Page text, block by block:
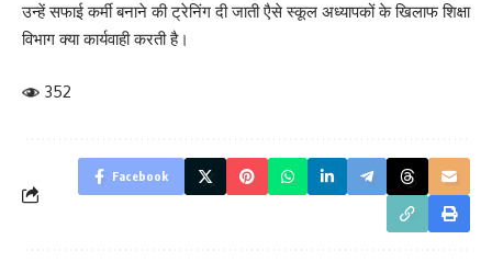
उन्हें सफाई कर्मी बनाने की ट्रेनिंग दी जाती एैसे स्कूल अध्यापकों के खिलाफ शिक्षा
विभाग क्या कार्यवाही करती है।
352
Facebook